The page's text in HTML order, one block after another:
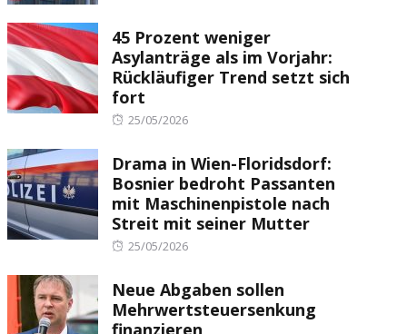
45 Prozent weniger
Asylanträge als im Vorjahr:
Rückläufiger Trend setzt sich
fort
Posted
25/05/2026
Drama in Wien-Floridsdorf:
Bosnier bedroht Passanten
mit Maschinenpistole nach
Streit mit seiner Mutter
Posted
25/05/2026
Neue Abgaben sollen
Mehrwertsteuersenkung
finanzieren